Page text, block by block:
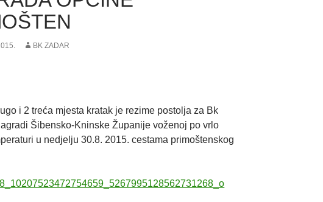
BK ZADAR
i 2 treća mjesta kratak je rezime postolja za Bk
Šibensko-Kninske Županije voženoj po vrlo
u nedjelju 30.8. 2015. cestama primoštenskog